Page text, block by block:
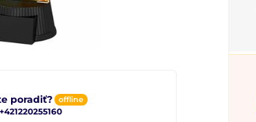
poradiť? offline
+421220255160